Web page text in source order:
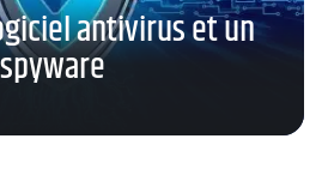
antivirus et un